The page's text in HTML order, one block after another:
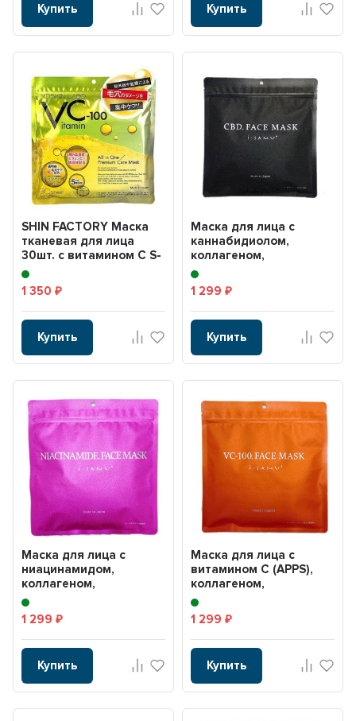
Купить Купить
SHIN FACTORY Маска
тканевая для лица
30шт. с витамином С S-
LABO VC-100 Vitami...
1 350₽
Купить
Маска для лица с
каннабидиолом,
коллагеном,
гиалуроновой
кислотой, аланином, ...
1 299 ₽
Купить
Маска для лица с
ниацинамидом,
коллагеном,
гиалуроновой
кислотой, аргинином, ...
1 299₽
Купить
Маска для лица с
витамином С (APPS),
коллагеном,
гиалуроновой
кислотой, аргин...
1 299 ₽
Купить